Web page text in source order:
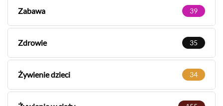
Zabawa 39
Zdrowie 35
Żywienie dzieci 34